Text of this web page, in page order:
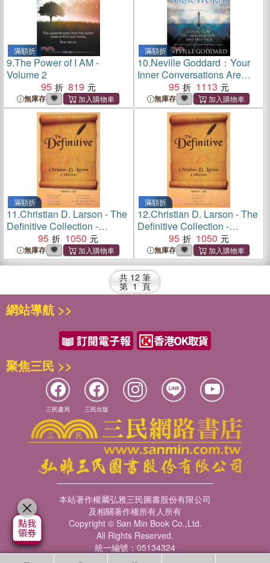
滿額折
9.The Power of I AM -
Volume 2
95
819
無庫存
滿額折
10.Neville Goddard：Your
Inner Conversations Are
Creating Your World
(Paperback)
95 1113
無庫存
滿額折
11.Christian D. Larson - The
Definitive Collection -
Volume 5 of 6
95 1050
無庫存
滿額折
12.Christian D. Larson - The
Definitive Collection -
Volume 3 of 6
95 1050
無庫存
共 12 筆
第 1 頁
網站導航 >>
聚焦三民 >>
三民書局 三民出版
本站著作權屬弘雅三民圖書股份有限公司
及相關著作權所有人所有
Copyright © San Min Book Co.,Ltd.
All Rights Reserved.
統一編號：05134324